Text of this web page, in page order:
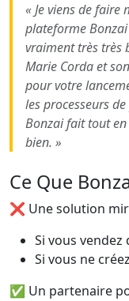
« Je viens de
plateforme Bonzai
vraiment très très
Marie Corda et
pour votre
les processeurs
Bonzai fait tout
bien. »
Ce Que
❌ Une solution
Si vous
Si vous ne
✅ Un partenaire